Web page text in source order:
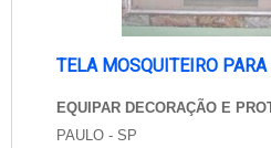
TELA MOSQUITEIRO
EQUIPAR DECORAÇÃO E
PAULO - SP